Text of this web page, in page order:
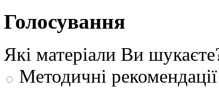
Голосування
Які матеріали Ви
Методичні рекомендації